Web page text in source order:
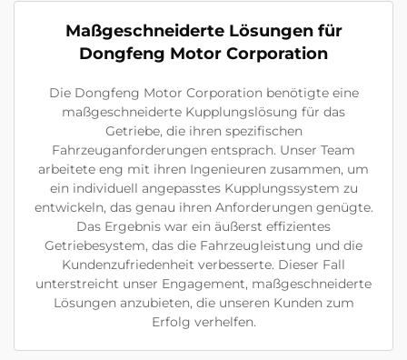
Maßgeschneiderte Lösungen für
Dongfeng Motor Corporation
Die Dongfeng Motor Corporation benötigte eine
maßgeschneiderte Kupplungslösung für das
Getriebe, die ihren spezifischen
Fahrzeuganforderungen entsprach. Unser Team
arbeitete eng mit ihren Ingenieuren zusammen, um
ein individuell angepasstes Kupplungssystem zu
entwickeln, das genau ihren Anforderungen genügte.
Das Ergebnis war ein äußerst effizientes
Getriebesystem, das die Fahrzeugleistung und die
Kundenzufriedenheit verbesserte. Dieser Fall
unterstreicht unser Engagement, maßgeschneiderte
Lösungen anzubieten, die unseren Kunden zum
Erfolg verhelfen.